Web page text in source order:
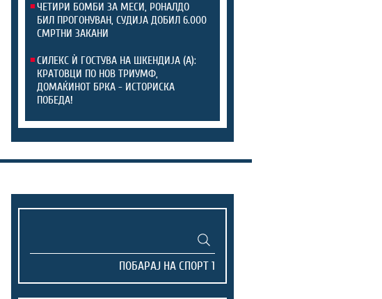
ЧЕТИРИ БОМБИ ЗА МЕСИ, РОНАЛДО
БИЛ ПРОГОНУВАН, СУДИЈА ДОБИЛ 6.000
СМРТНИ ЗАКАНИ
СИЛЕКС Ѝ ГОСТУВА НА ШКЕНДИЈА (А):
КРАТОВЦИ ПО НОВ ТРИУМФ,
ДОМАЌИНОТ БРКА - ИСТОРИСКА
ПОБЕДА!